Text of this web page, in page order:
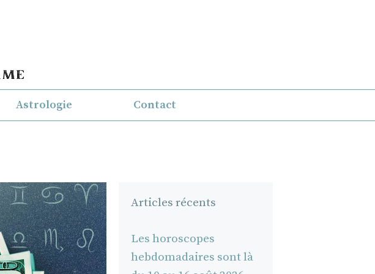
Astrologie Contact
Articles récents
Les horoscopes
hebdomadaires sont là